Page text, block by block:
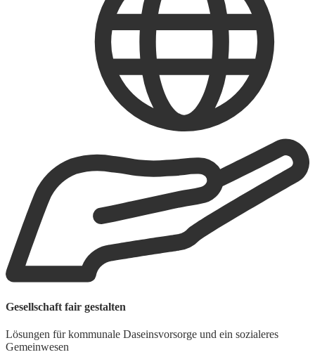
Gesellschaft fair gestalten
Lösungen für kommunale Daseinsvorsorge und ein sozialeres
Gemeinwesen